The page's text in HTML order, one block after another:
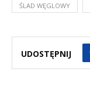
ŚLAD WĘGLOWY
UDOSTĘPNIJ